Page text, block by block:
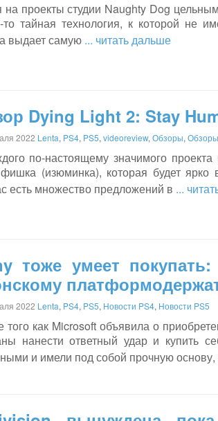
на проекты студии Naughty Dog
то тайная технология, к которой не
выдает самую ... читать дальше
Dying Light 2: Stay
2022 Lenta, PS4, PS5, videoreview, Обзоры,
по-настоящему значимого
(изюминка), которая будет
есть множество предложений в ...
тоже умеет
2022 Lenta, PS4, PS5, Новости PS4, Новости PS5
того как Microsoft объявила о
нанести ответный удар и купить
и имели под собой прочную основу,